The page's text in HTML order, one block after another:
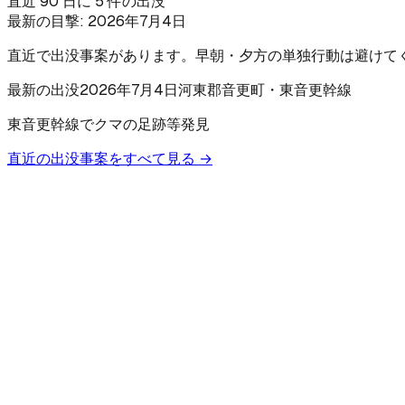
最新の目撃: 2026年7月4日
直近で出没事案があります。早朝・夕方の単独行動は避けて
最新の出没2026年7月4日河東郡音更町 ・東音更幹線
東音更幹線でクマの足跡等発見
直近の出没事案をすべて見る →